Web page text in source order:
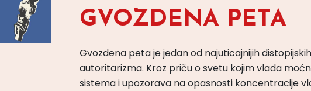
GVOZDENA PETA
Gvozdena peta je jedan od najuticajnijih
autoritarizma. Kroz priču o svetu kojim vlada
sistema i upozorava na opasnosti koncentracije